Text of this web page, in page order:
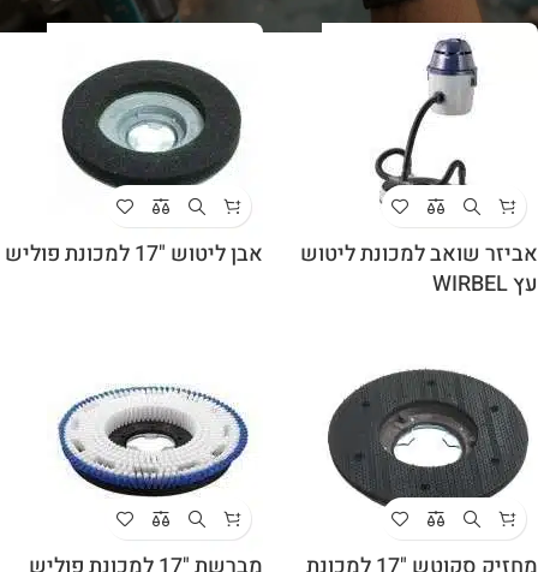
אביזר שואב למכונת ליטוש
עץ WIRBEL
אבן ליטוש "17 למכונת פוליש